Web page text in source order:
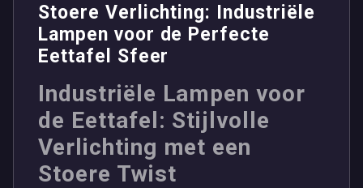
Stoere Verlichting: Industriële
Lampen voor de Perfecte
Eettafel Sfeer
Industriële Lampen voor
de Eettafel: Stijlvolle
Verlichting met een
Stoere Twist